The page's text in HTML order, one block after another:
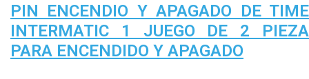
PIN ENCENDIO Y APAGADO DE
INTERMATIC 1 JUEGO DE 2
PARA ENCENDIDO Y APAGADO